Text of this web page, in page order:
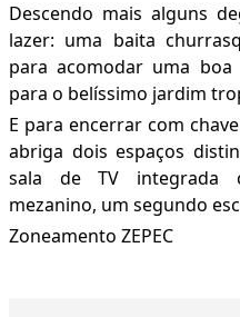
Descendo mais alguns
lazer: uma baita
para acomodar uma
para o belíssimo jardim
E para encerrar com
abriga dois espaços
sala de TV integrada
mezanino, um segundo
Zoneamento ZEPEC